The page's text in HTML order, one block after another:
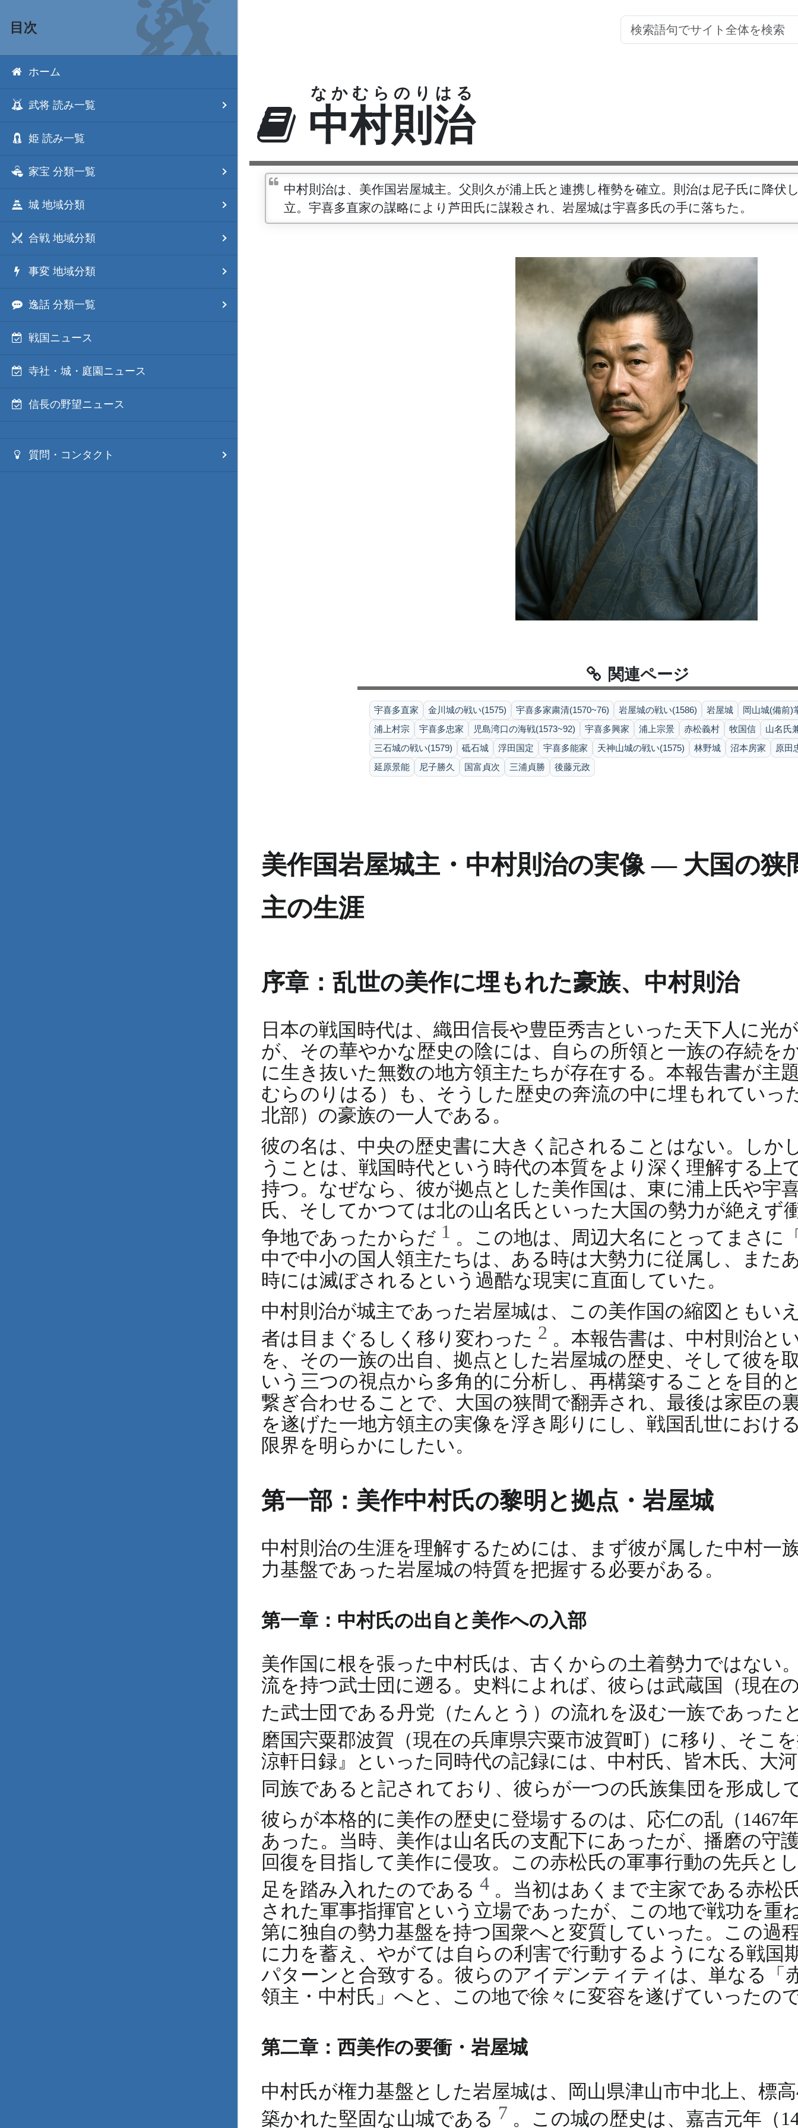
目次
ホーム
武将 読み一覧
姫 読み一覧
家宝 分類一覧
城 地域分類
合戦 地域分類
事変 地域分類
逸話 分類一覧
戦国ニュース
寺社・城・庭園ニュース
信長の野望ニュース
質問・コンタクト
中村則治
なかむらのりはる
中村則治は、美作国岩屋城主。父則久が浦上氏と連携し権勢を確立。則治は尼子氏に降伏
立。宇喜多直家の謀略により芦田氏に謀殺され、岩屋城は宇喜多氏の手に落ちた。
関連ページ
宇喜多直家 金川城の戦い(1575) 宇喜多家粛清(1570~76) 岩屋城の戦い(1586) 岩屋城
岡山城(備前)
浦上村宗
宇喜多忠家 児島湾口の海戦(1573~92) 宇喜多興家 浦上宗景 赤松義村 牧国信
山名氏
三石城の戦い(1579)
砥石城 浮田国定 宇喜多能家 天神山城の戦い(1575) 林野城 沼本房家
原田
延原景能
尼子勝久 国富貞次 三浦貞勝 後藤元政
美作国岩屋城主・中村則治の実像 ― 大国の狭
主の生涯
序章：乱世の美作に埋もれた豪族、中村則治
日本の戦国時代は、織田信長や豊臣秀吉といった天下人に光
が、その華やかな歴史の陰には、自らの所領と一族の存続を
に生き抜いた無数の地方領主たちが存在する。本報告書が主
むらのりはる）も、そうした歴史の奔流の中に埋もれていっ
北部）の豪族の一人である。
彼の名は、中央の歴史書に大きく記されることはない。しか
うことは、戦国時代という時代の本質をより深く理解する上
持つ。なぜなら、彼が拠点とした美作国は、東に浦上氏や宇
氏、そしてかつては北の山名氏といった大国の勢力が絶えず
争地であったからだ 1 。この地は、周辺大名にとってまさに
中で中小の国人領主たちは、ある時は大勢力に従属し、また
時には滅ぼされるという過酷な現実に直面していた。
中村則治が城主であった岩屋城は、この美作国の縮図ともい
者は目まぐるしく移り変わった 2 。本報告書は、中村則治と
を、その一族の出自、拠点とした岩屋城の歴史、そして彼を
いう三つの視点から多角的に分析し、再構築することを目的
繋ぎ合わせることで、大国の狭間で翻弄され、最後は家臣の
を遂げた一地方領主の実像を浮き彫りにし、戦国乱世におけ
限界を明らかにしたい。
第一部：美作中村氏の黎明と拠点・岩屋城
中村則治の生涯を理解するためには、まず彼が属した中村一
力基盤であった岩屋城の特質を把握する必要がある。
第一章：中村氏の出自と美作への入部
美作国に根を張った中村氏は、古くからの土着勢力ではない
流を持つ武士団に遡る。史料によれば、彼らは武蔵国（現在
た武士団である丹党（たんとう）の流れを汲む一族であった
磨国宍粟郡波賀（現在の兵庫県宍粟市波賀町）に移り、そこ
涼軒日録』といった同時代の記録には、中村氏、皆木氏、大
同族であると記されており、彼らが一つの氏族集団を形成し
彼らが本格的に美作の歴史に登場するのは、応仁の乱（1467
あった。当時、美作は山名氏の支配下にあったが、播磨の守
回復を目指して美作に侵攻。この赤松氏の軍事行動の先兵と
足を踏み入れたのである 4 。当初はあくまで主家である赤松
された軍事指揮官という立場であったが、この地で戦功を重
第に独自の勢力基盤を持つ国衆へと変質していった。この過
に力を蓄え、やがては自らの利害で行動するようになる戦国
パターンと合致する。彼らのアイデンティティは、単なる「
領主・中村氏」へと、この地で徐々に変容を遂げていったの
第二章：西美作の要衝・岩屋城
中村氏が権力基盤とした岩屋城は、岡山県津山市中北上、標
築かれた堅固な山城である 7 。この城の歴史は、嘉吉元年（